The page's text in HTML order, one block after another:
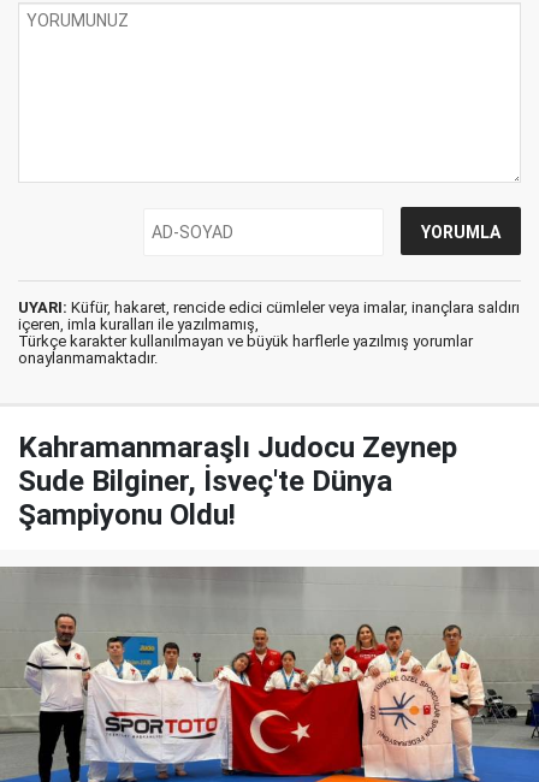
UYARI: Küfür, hakaret, rencide edici cümleler veya imalar, inançlara saldırı
içeren, imla kuralları ile yazılmamış,
Türkçe karakter kullanılmayan ve büyük harflerle yazılmış yorumlar
onaylanmamaktadır.
Kahramanmaraşlı Judocu Zeynep
Sude Bilginer, İsveç'te Dünya
Şampiyonu Oldu!